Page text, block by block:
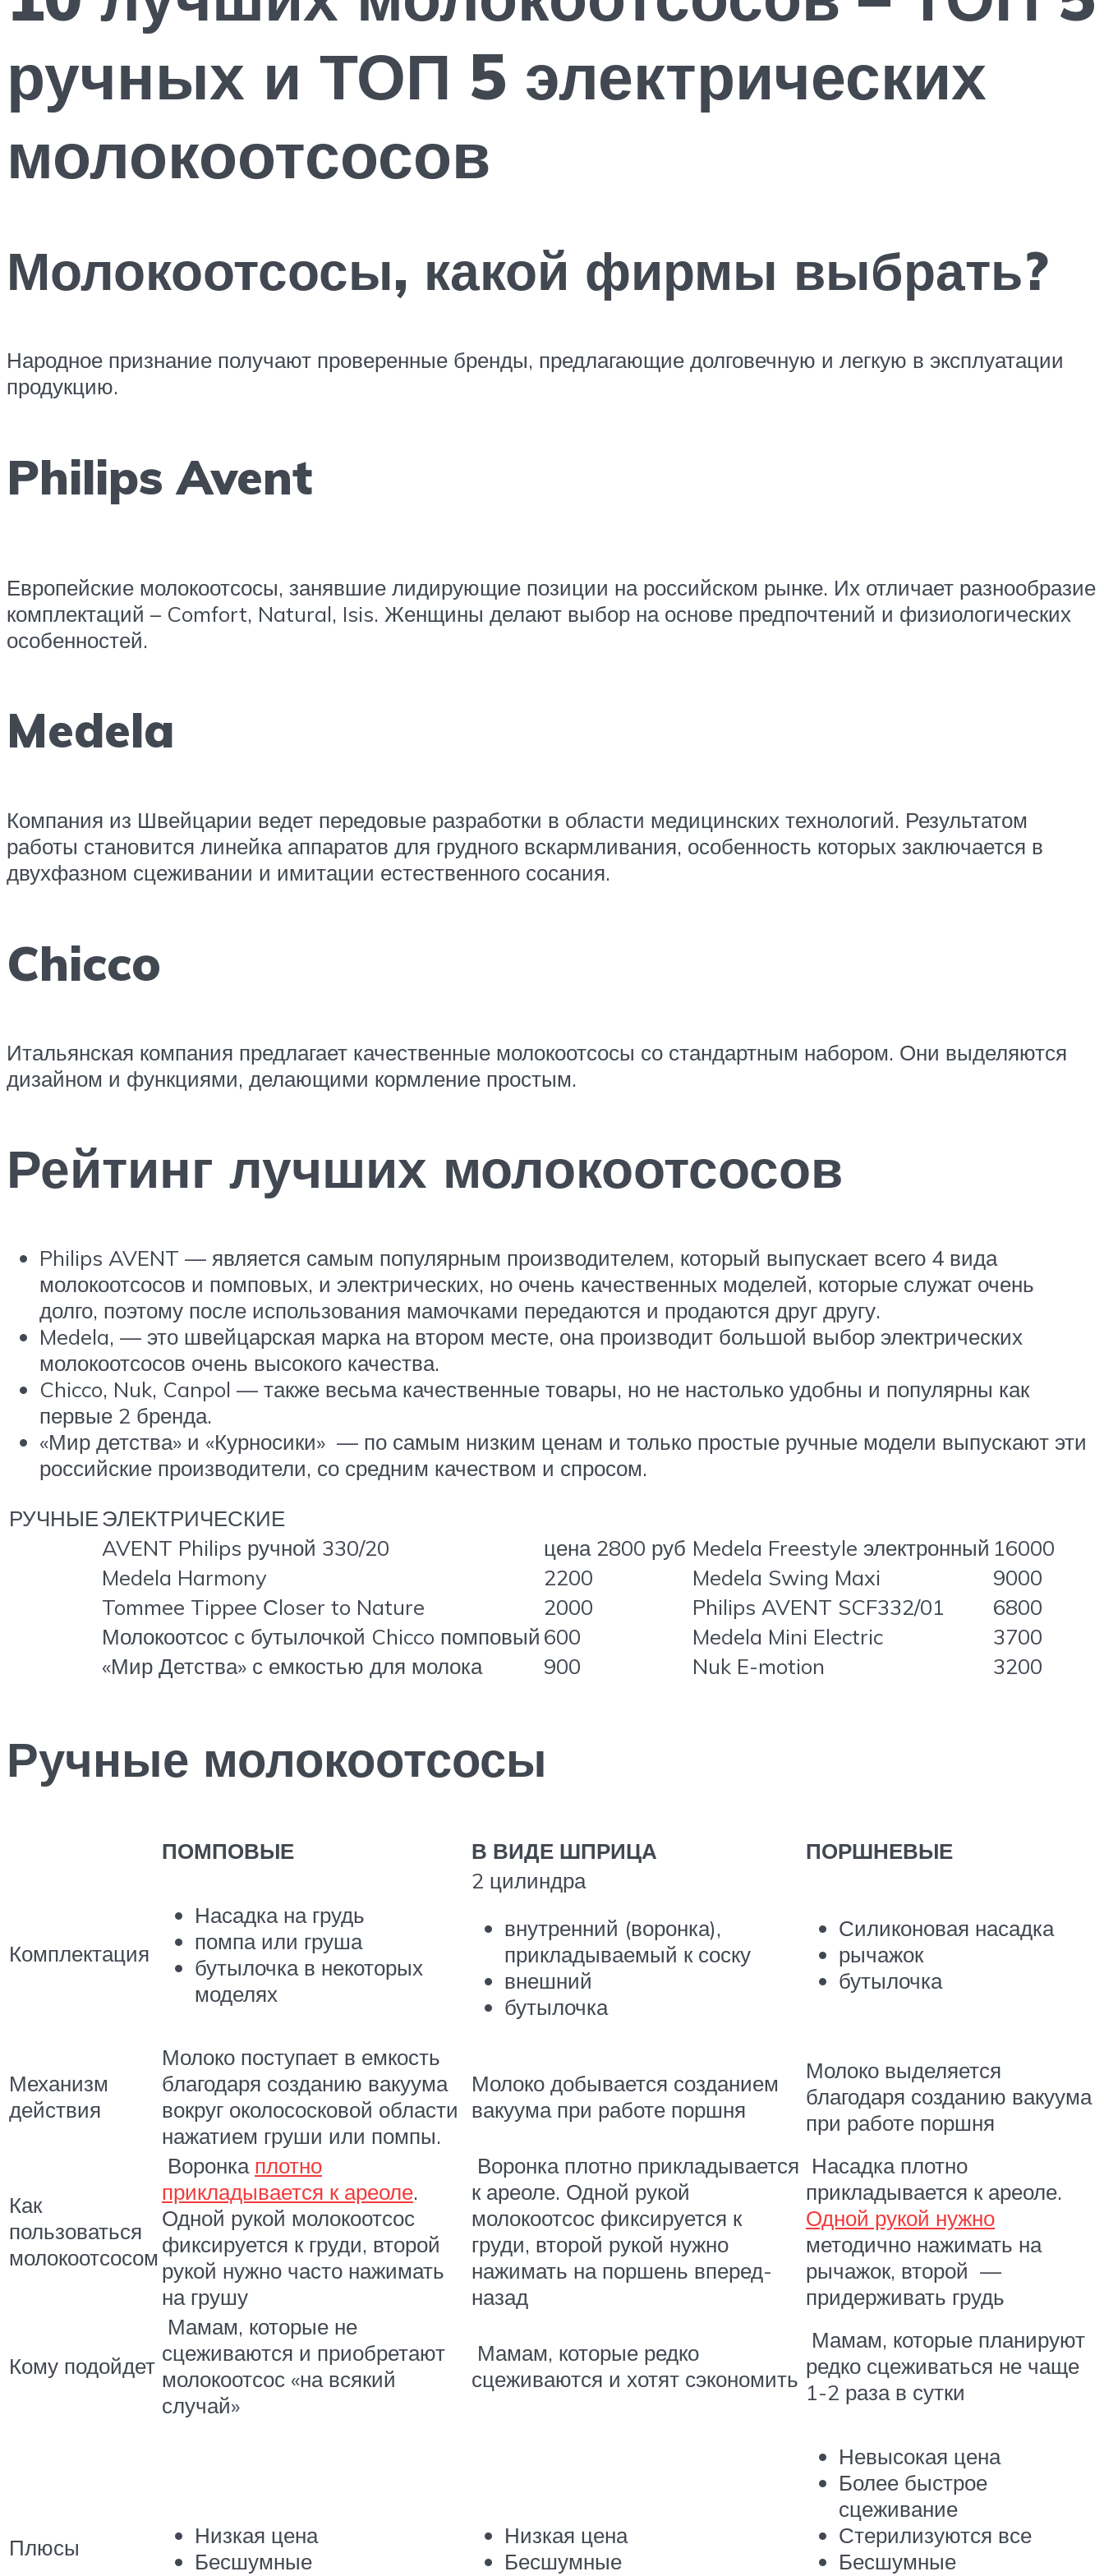
ручных и ТОП 5 электрических
молокоотсосов
Молокоотсосы, какой фирмы выбрать?
Народное признание получают проверенные бренды, предлагающие долговечную и легкую в эксплуатации
продукцию.
Philips Avent
Европейские молокоотсосы, занявшие лидирующие позиции на российском рынке. Их отличает разнообразие
комплектаций – Comfort, Natural, Isis. Женщины делают выбор на основе предпочтений и физиологических
особенностей.
Medela
Компания из Швейцарии ведет передовые разработки в области медицинских технологий. Результатом
работы становится линейка аппаратов для грудного вскармливания, особенность которых заключается в
двухфазном сцеживании и имитации естественного сосания.
Chicco
Итальянская компания предлагает качественные молокоотсосы со стандартным набором. Они выделяются
дизайном и функциями, делающими кормление простым.
Рейтинг лучших молокоотсосов
Philips AVENT — является самым популярным производителем, который выпускает всего 4 вида
молокоотсосов и помповых, и электрических, но очень качественных моделей, которые служат очень
долго, поэтому после использования мамочками передаются и продаются друг другу.
Medela, — это швейцарская марка на втором месте, она производит большой выбор электрических
молокоотсосов очень высокого качества.
Chicco, Nuk, Canpol — также весьма качественные товары, но не настолько удобны и популярны как
первые 2 бренда.
«Мир детства» и «Курносики» — по самым низким ценам и только простые ручные модели выпускают эти
российские производители, со средним качеством и спросом.
РУЧНЫЕЭЛЕКТРИЧЕСКИЕ
AVENT Philips ручной 330/20
цена 2800 руб Medela Freestyle электронный 16000
Medela Harmony
2200 Medela Swing Maxi
9000
Tommee Tippee Сloser to Nature
2000 Philips AVENT SCF332/01
6800
Молокоотсос с бутылочкой Chicco помповый 600 Medela Mini Electric
3700
«Мир Детства» с емкостью для молока
900 Nuk E-motion 3200
Ручные молокоотсосы
ПОМПОВЫЕ В ВИДЕ ШПРИЦА ПОРШНЕВЫЕ
Комплектация
Насадка на грудь
помпа или груша
бутылочка в некоторых
моделях
2 цилиндра
внутренний (воронка),
прикладываемый к соску
внешний
бутылочка
Силиконовая насадка
рычажок
бутылочка
Механизм
действия
Молоко поступает в емкость
благодаря созданию вакуума
вокруг околососковой области
нажатием груши или помпы.
Молоко добывается созданием
вакуума при работе поршня
Молоко выделяется
благодаря созданию вакуума
при работе поршня
Как
пользоваться
молокоотсосом
Воронка плотно
прикладывается к ареоле.
Одной рукой молокоотсос
фиксируется к груди, второй
рукой нужно часто нажимать
на грушу
Воронка плотно прикладывается
к ареоле. Одной рукой
молокоотсос фиксируется к
груди, второй рукой нужно
нажимать на поршень вперед-
назад
Насадка плотно
прикладывается к ареоле.
Одной рукой нужно
методично нажимать на
рычажок, второй —
придерживать грудь
Кому подойдет
Мамам, которые не
сцеживаются и приобретают
молокоотсос «на всякий
случай»
Мамам, которые редко
сцеживаются и хотят сэкономить
Мамам, которые планируют
редко сцеживаться не чаще
1-2 раза в сутки
Плюсы
Низкая цена
Бесшумные
Низкая цена
Бесшумные
Невысокая цена
Более быстрое
сцеживание
Стерилизуются все
Бесшумные